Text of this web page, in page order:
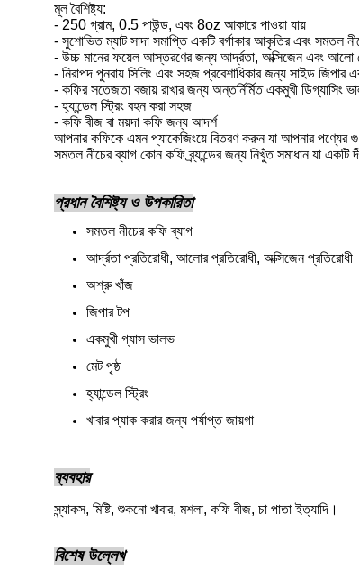
মূল বৈশিষ্ট্য:
- 250 গ্রাম, 0.5 পাউন্ড, এবং 8oz আকারে পাওয়া যায়
- সুশোভিত ম্যাট সাদা সমাপ্তি একটি বর্গাকার আকৃতির এবং সমতল
- উচ্চ মানের ফয়েল আস্তরণের জন্য আর্দ্রতা, অক্সিজেন এবং আলো
- নিরাপদ পুনরায় সিলিং এবং সহজ প্রবেশাধিকার জন্য সাইড জিপার
- কফির সতেজতা বজায় রাখার জন্য অন্তর্নির্মিত একমুখী ডিগ্যাসিং
- হ্যান্ডেল স্ট্রিং বহন করা সহজ
- কফি বীজ বা ময়দা কফি জন্য আদর্শ
আপনার কফিকে এমন প্যাকেজিংয়ে বিতরণ করুন যা আপনার পণ্যের
সমতল নীচের ব্যাগ কোন কফি ব্র্যান্ডের জন্য নিখুঁত সমাধান যা একটি
প্রধান বৈশিষ্ট্য ও উপকারিতা
সমতল নীচের কফি ব্যাগ
আর্দ্রতা প্রতিরোধী, আলোর প্রতিরোধী, অক্সিজেন প্রতিরোধী
অশ্রু খাঁজ
জিপার টপ
একমুখী গ্যাস ভালভ
মেট পৃষ্ঠ
হ্যান্ডেল স্ট্রিং
খাবার প্যাক করার জন্য পর্যাপ্ত জায়গা
ব্যবহার
স্ন্যাকস, মিষ্টি, শুকনো খাবার, মশলা, কফি বীজ, চা পাতা ইত্যাদি।
বিশেষ উল্লেখ